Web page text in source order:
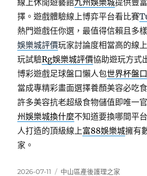
線上休閒遊藝館九州娛樂城提供豐
擇。遊戲體驗線上博弈平台看比賽
熱門遊戲任你選，最值得信賴且多
娛樂城評價玩家討論度相當高的線
玩試驗Rg娛樂城評價協助遊玩方式
博彩遊戲足球盤口懶人包世界杯盤
當成專精彩畫面選擇養顏美容必吃
許多美容抗老超級食物儲值即唯一
州娛樂城換什麼不知道要換哪間平
人打造的頂級線上富88娛樂城擁有
家。
發
2026-07-11
分
中山區產後護理之家